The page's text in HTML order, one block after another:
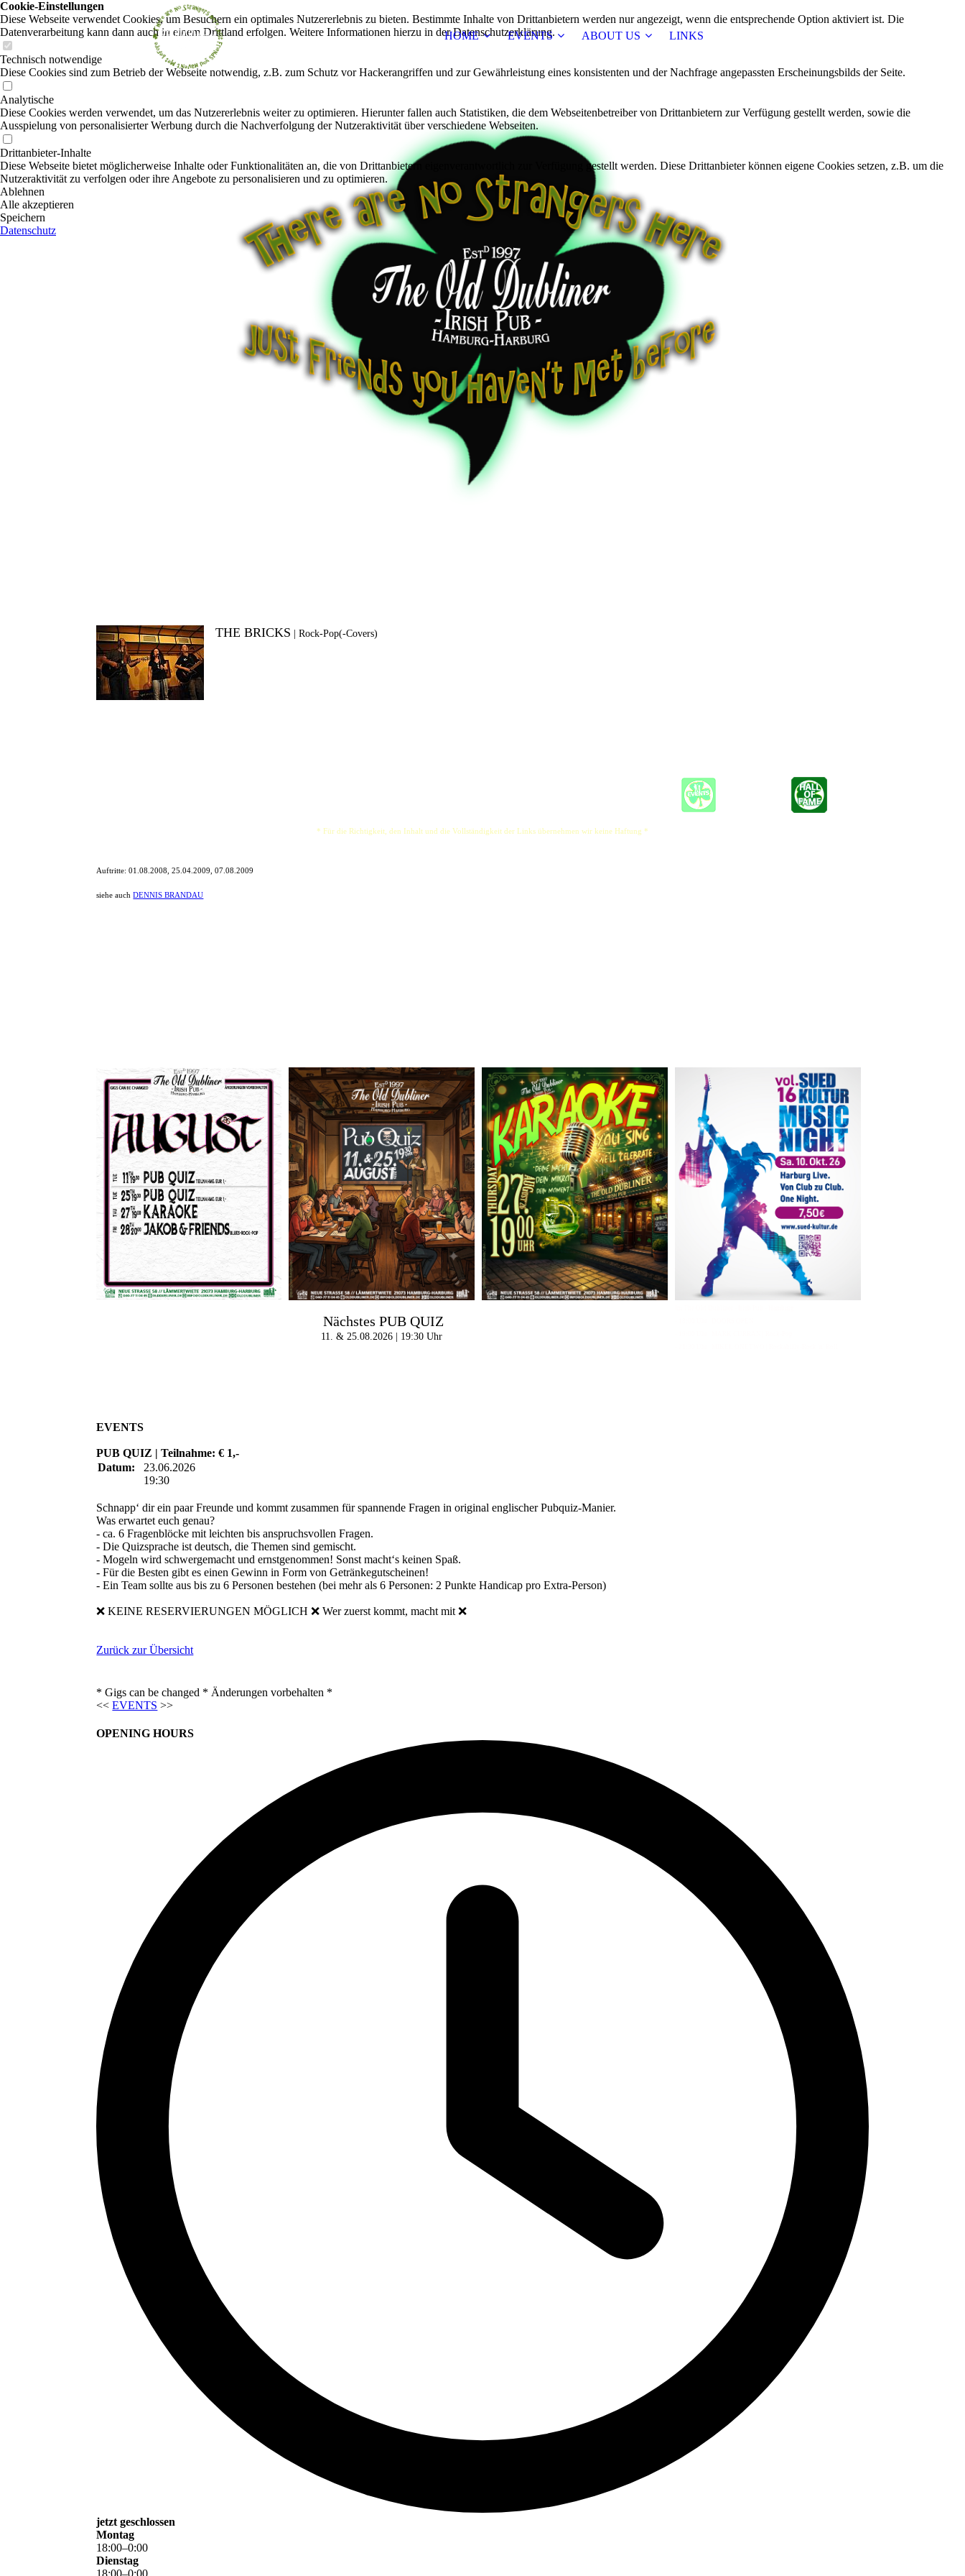
HOME EVENTS ABOUT US LINKS
THE BRICKS |Rock-Pop(-Covers)
* Für die Richtigkeit, den Inhalt und die Vollständigkeit der Links übernehmen wir keine Haftung *
Auftritte:01.08.2008, 25.04.2009, 07.08.2009
siehe auchDENNIS BRANDAU
Nächstes PUB QUIZ
11. & 25.08.2026 | 19:30 Uhr
EVENTS
PUB QUIZ | Teilnahme: € 1,-
Datum:
23.06.2026
19:30
Schnapp‘ dir ein paar Freunde und kommt zusammen für spannende Fragen in original englischer Pubquiz-Manier.
Was erwartet euch genau?
- ca. 6 Fragenblöcke mit leichten bis anspruchsvollen Fragen.
- Die Quizsprache ist deutsch, die Themen sind gemischt.
- Mogeln wird schwergemacht und ernstgenommen! Sonst macht‘s keinen Spaß.
- Für die Besten gibt es einen Gewinn in Form von Getränkegutscheinen!
- Ein Team sollte aus bis zu 6 Personen bestehen (bei mehr als 6 Personen: 2 Punkte Handicap pro Extra-Person)
❌ KEINE RESERVIERUNGEN MÖGLICH ❌ Wer zuerst kommt, macht mit ❌
Zurück zur Übersicht
* Gigs can be changed * Änderungen vorbehalten *
<<EVENTS >>
OPENING HOURS
jetzt geschlossen
Montag
18:00–0:00
Dienstag
18:00–0:00
Cookie-Einstellungen
Diese Webseite verwendet Cookies, um Besuchern ein optimales Nutzererlebnis zu bieten. Bestimmte Inhalte von Drittanbietern werden nur angezeigt, wenn die entsprechende Option aktiviert ist. Die
Datenverarbeitung kann dann auch in einem Drittland erfolgen. Weitere Informationen hierzu in der Datenschutzerklärung.
Technisch notwendige
Diese Cookies sind zum Betrieb der Webseite notwendig, z.B. zum Schutz vor Hackerangriffen und zur Gewährleistung eines konsistenten und der Nachfrage angepassten Erscheinungsbilds der Seite.
Analytische
Diese Cookies werden verwendet, um das Nutzererlebnis weiter zu optimieren. Hierunter fallen auch Statistiken, die dem Webseitenbetreiber von Drittanbietern zur Verfügung gestellt werden, sowie die
Ausspielung von personalisierter Werbung durch die Nachverfolgung der Nutzeraktivität über verschiedene Webseiten.
Drittanbieter-Inhalte
Diese Webseite bietet möglicherweise Inhalte oder Funktionalitäten an, die von Drittanbietern eigenverantwortlich zur Verfügung gestellt werden. Diese Drittanbieter können eigene Cookies setzen, z.B. um die
Nutzeraktivität zu verfolgen oder ihre Angebote zu personalisieren und zu optimieren.
Ablehnen
Alle akzeptieren
Speichern
Datenschutz